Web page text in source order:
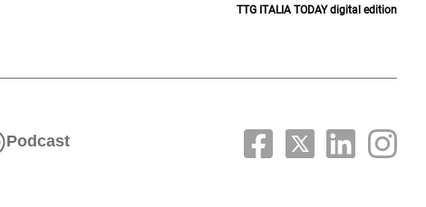
TTG ITALIA TODAY digital edition
Podcast